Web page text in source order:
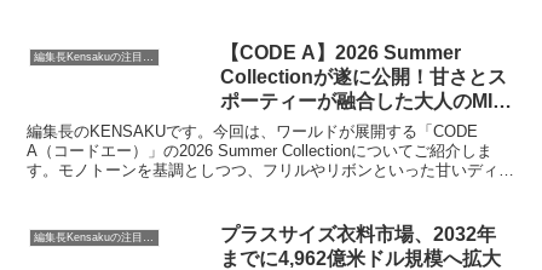
【CODE A】2026 Summer
Collectionが遂に公開！甘さとス
ポーティーが融合した大人のMIX
スタイルに注目です！
編集長のKENSAKUです。今回は、ワールドが展開する「CODE
A（コードエー）」の2026 Summer Collectionについてご紹介しま
す。モノトーンを基調としつつ、フリルやリボンといった甘いディテ
最後までご覧ください。
プラスサイズ衣料市場、2032年
までに4,962億米ドル規模へ拡大